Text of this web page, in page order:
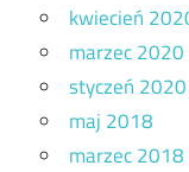
kwiecień
marzec 2020
styczeń 2020
maj 2018
marzec 2018